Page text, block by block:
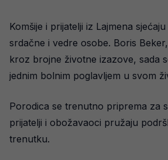
Komšije i prijatelji iz Lajmena
srdačne i vedre osobe. Boris
kroz brojne životne izazove, sada
jednim bolnim poglavljem u svom
Porodica se trenutno priprema za
prijatelji i obožavaoci pružaju
trenutku.